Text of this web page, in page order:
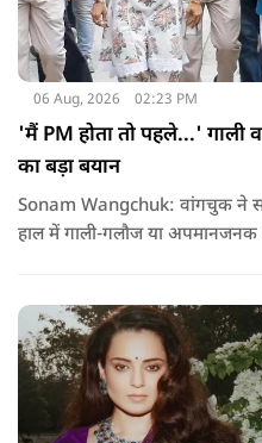
06 Aug, 2026 02:23 PM
'मैं PM होता तो पहले...' गाली
का बड़ा बयान
Sonam Wangchuk: वांगचुक ने
हाल में गाली-गलौज या अपमानजनक